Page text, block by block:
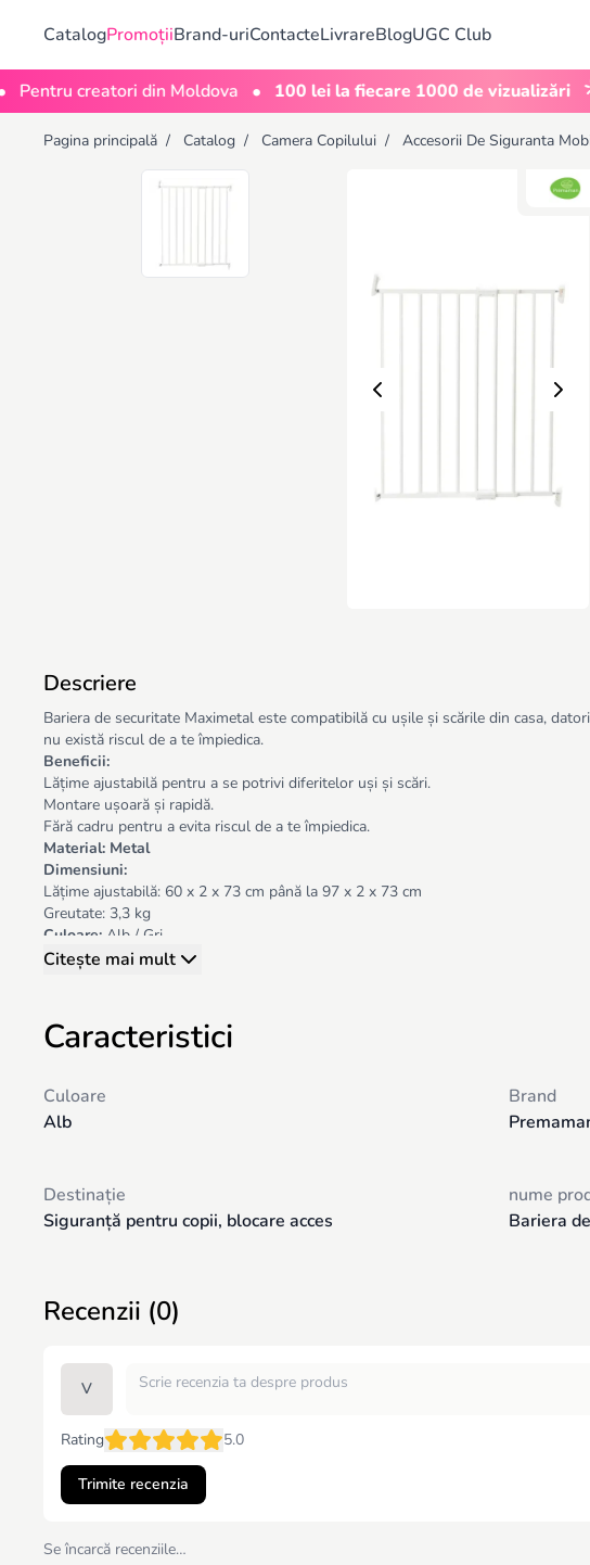
CatalogPromoțiiBrand-uriContacteLivrareBlogUGC Club
creatori din Moldova • 100 lei la fiecare 1000 de vizualizări
Pagina principală / Catalog / Camera Copilului / Accesorii De Siguranta
Descriere
Bariera de securitate Maximetal este compatibilă cu ușile și scările din casa,
nu există riscul de a te împiedica.
Beneficii:
Lățime ajustabilă pentru a se potrivi diferitelor uși și scări.
Montare ușoară și rapidă.
Fără cadru pentru a evita riscul de a te împiedica.
Material: Metal
Dimensiuni:
Lățime ajustabilă: 60 x 2 x 73 cm până la 97 x 2 x 73 cm
Greutate: 3,3 kg
Culoare: Alb / Gri
Citește mai mult
Caracteristici
Culoare
Alb
Brand
Destinație
Siguranță pentru copii, blocare acces
nume
Bariera
Recenzii (0)
V
Rating 5.0
Trimite recenzia
Se încarcă recenziile…